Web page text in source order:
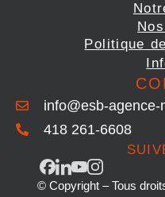
Politique
info@esb-
418 261-6608
© Copyright – Tous